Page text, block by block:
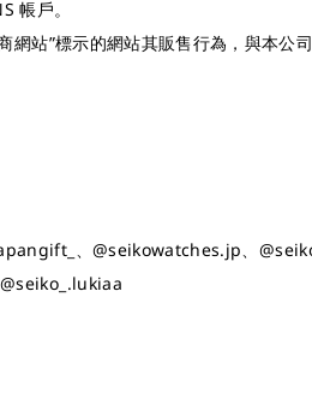
帳戶。
站”標示的網站其販售行為，與本公司
、@seikowatches.jp、